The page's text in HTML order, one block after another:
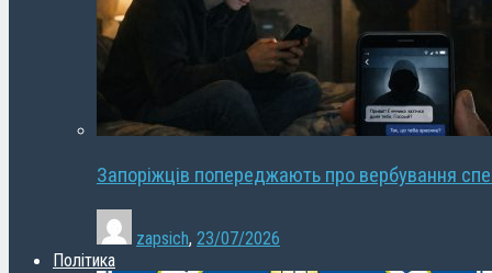
Запоріжців попереджають про вербування
zapsich, 23/07/2026
Політика